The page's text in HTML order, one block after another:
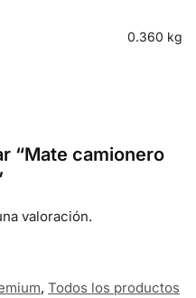
0.360 kg
“Mate camionero
valoración.
, Todos los productos